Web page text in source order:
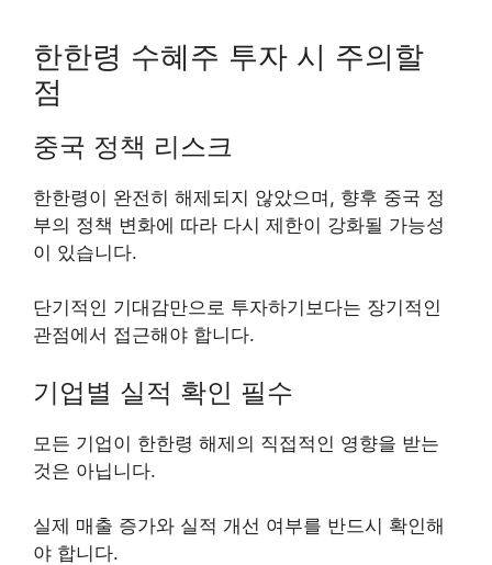
한한령 수혜주 투자 시 주의할
점
중국 정책 리스크
한한령이 완전히 해제되지 않았으며, 향후 중국 정
부의 정책 변화에 따라 다시 제한이 강화될 가능성
이 있습니다.
단기적인 기대감만으로 투자하기보다는 장기적인
관점에서 접근해야 합니다.
기업별 실적 확인 필수
모든 기업이 한한령 해제의 직접적인 영향을 받는
것은 아닙니다.
실제 매출 증가와 실적 개선 여부를 반드시 확인해
야 합니다.